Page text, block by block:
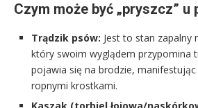
Czym może być „pryszcz” u
Trądzik psów: Jest to stan zapalny
który swoim wyglądem przypomina
pojawia się na brodzie,
ropnymi krostkami.